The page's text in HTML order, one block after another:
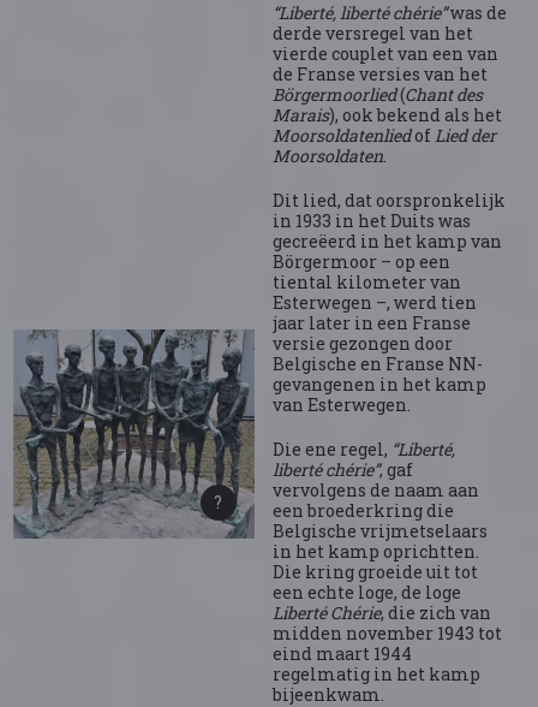
“Liberté, liberté chérie”was de
derde versregel van het
vierde couplet van een van
de Franse versies van het
Börgermoorlied(Chant des
Marais), ook bekend als het
MoorsoldatenliedofLied der
Moorsoldaten.
Dit lied, dat oorspronkelijk
in 1933 in het Duits was
gecreëerd in het kamp van
Börgermoor – op een
tiental kilometer van
Esterwegen –, werd tien
jaar later in een Franse
versie gezongen door
Belgische en Franse NN-
gevangenen in het kamp
van Esterwegen.
Die ene regel, “Liberté,
liberté chérie”, gaf
vervolgens de naam aan
een broederkring die
Belgische vrijmetselaars
in het kamp oprichtten.
Die kring groeide uit tot
een echte loge, de loge
Liberté Chérie, die zich van
midden november 1943 tot
eind maart 1944
regelmatig in het kamp
bijeenkwam.